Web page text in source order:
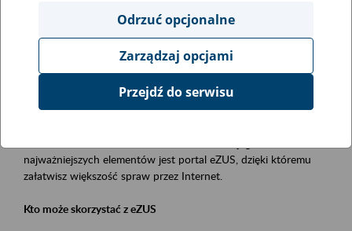
Obszar merytoryczny
obsługa klientów
Opis wydarzenia
Platforma Usług Elektronicznych ZUS eZUS
najważniejszych elementów jest portal eZUS, dzięki któremu
załatwisz większość spraw przez Internet.
Kto może skorzystać z eZUS
Odrzuć opcjonalne
Zarządzaj opcjami
Przejdź do serwisu